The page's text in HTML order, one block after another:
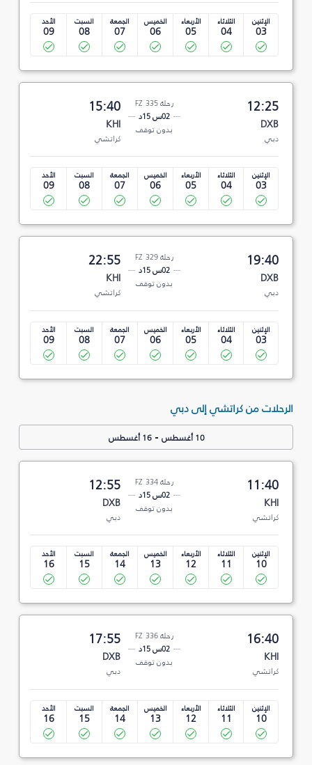
الإثنين
03
الثلاثاء
04
الأربعاء
05
الخميس
06
الجمعة
07
السبت
08
الأحد
09
12:25
DXB
دبي
رحلة FZ 335
02س 15د
بدون توقف
15:40
KHI
كراتشي
الإثنين
03
الثلاثاء
04
الأربعاء
05
الخميس
06
الجمعة
07
السبت
08
الأحد
09
19:40
DXB
دبي
رحلة FZ 329
02س 15د
بدون توقف
22:55
KHI
كراتشي
الإثنين
03
الثلاثاء
04
الأربعاء
05
الخميس
06
الجمعة
07
السبت
08
الأحد
09
الرحلات من كراتشي إلى دبي
10 أغسطس -16 أغسطس
11:40
KHI
كراتشي
رحلة FZ 334
02س 15د
بدون توقف
12:55
DXB
دبي
الإثنين
10
الثلاثاء
11
الأربعاء
12
الخميس
13
الجمعة
14
السبت
15
الأحد
16
16:40
KHI
كراتشي
رحلة FZ 336
02س 15د
بدون توقف
17:55
DXB
دبي
الإثنين
10
الثلاثاء
11
الأربعاء
12
الخميس
13
الجمعة
14
السبت
15
الأحد
16